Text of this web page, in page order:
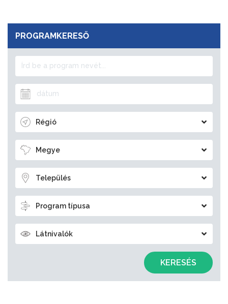
PROGRAMKERESŐ
Régió
Megye
Település
Program típusa
Látnivalók
KERESÉS